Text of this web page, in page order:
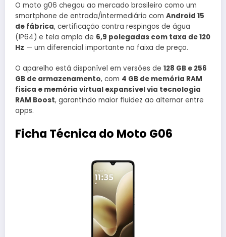
O moto g06 chegou ao mercado brasileiro como um
smartphone de entrada/intermediário com Android 15
de fábrica, certificação contra respingos de água
(IP64) e tela ampla de 6,9 polegadas com taxa de 120
Hz — um diferencial importante na faixa de preço.
O aparelho está disponível em versões de 128 GB e 256
GB de armazenamento, com 4 GB de memória RAM
física e memória virtual expansível via tecnologia
RAM Boost, garantindo maior fluidez ao alternar entre
apps.
Ficha Técnica do Moto G06